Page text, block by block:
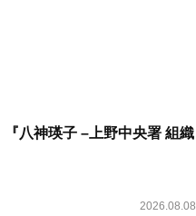
八神瑛子 –上野中央署 組織
2026.08.08